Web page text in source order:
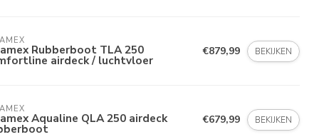
Rubberboot TLA 250
airdeck / luchtvloer
€879,99 BEKIJKEN
Aqualine QLA 250 airdeck €679,99 BEKIJKEN